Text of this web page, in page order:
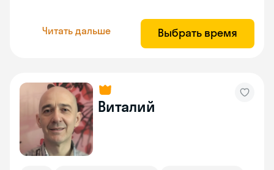
Читать дальше Выбрать время
Виталий